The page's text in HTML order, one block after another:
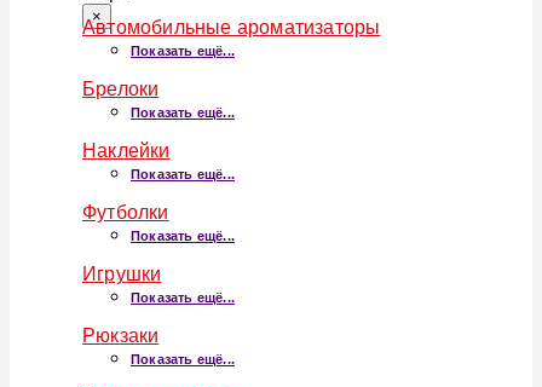
×
Автомобильные ароматизаторы
Показать ещё...
Брелоки
Показать ещё...
Наклейки
Показать ещё...
Футболки
Показать ещё...
Игрушки
Показать ещё...
Рюкзаки
Показать ещё...